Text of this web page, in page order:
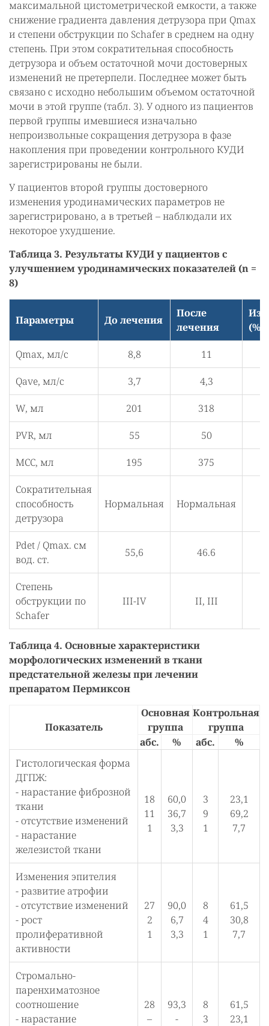
максимальной цистометрической емкости, а также
снижение градиента давления детрузора при Qmax
и степени обструкции по Schafer в среднем на одну
степень. При этом сократительная способность
детрузора и объем остаточной мочи достоверных
изменений не претерпели. Последнее может быть
связано с исходно небольшим объемом остаточной
мочи в этой группе (табл. 3). У одного из пациентов
первой группы имевшиеся изначально
непроизвольные сокращения детрузора в фазе
накопления при проведении контрольного КУДИ
зарегистрированы не были.
У пациентов второй группы достоверного
изменения уродинамических параметров не
зарегистрировано, а в третьей – наблюдали их
некоторое ухудшение.
Таблица 3. Результаты КУДИ у пациентов с
улучшением уродинамических показателей (n =
8)
Параметры До лечения
После
лечения
(%)
Qmax, мл/с 8,8 11
Qave, мл/с 3,7 4,3
W, мл 201 318
PVR, мл 55 50
МСС, мл 195 375
Сократительная
способность
детрузора
Нормальная Нормальная
Pdet / Qmax. см
вод. ст.
55,6 46.6
Степень
обструкции по
Schafer
III-IV II, III
Таблица 4. Основные характеристики
морфологических изменений в ткани
предстательной железы при лечении
препаратом Пермиксон
Показатель
Основная
группа
Контрольная
группа
абс.
% абс.
%
Гистологическая форма
ДГПЖ:
- нарастание фиброзной
ткани
- отсутствие изменений
- нарастание
железистой ткани
18
11
1
60,0
36,7
3,3
3
9
1
23,1
69,2
7,7
Изменения эпителия
- развитие атрофии
- отсутствие изменений
- рост
пролиферативной
активности
27
2
1
90,0
6,7
3,3
8
4
1
61,5
30,8
7,7
Стромально-
паренхиматозное
соотношение
- нарастание
28
–
93,3
-
8
3
61,5
23,1